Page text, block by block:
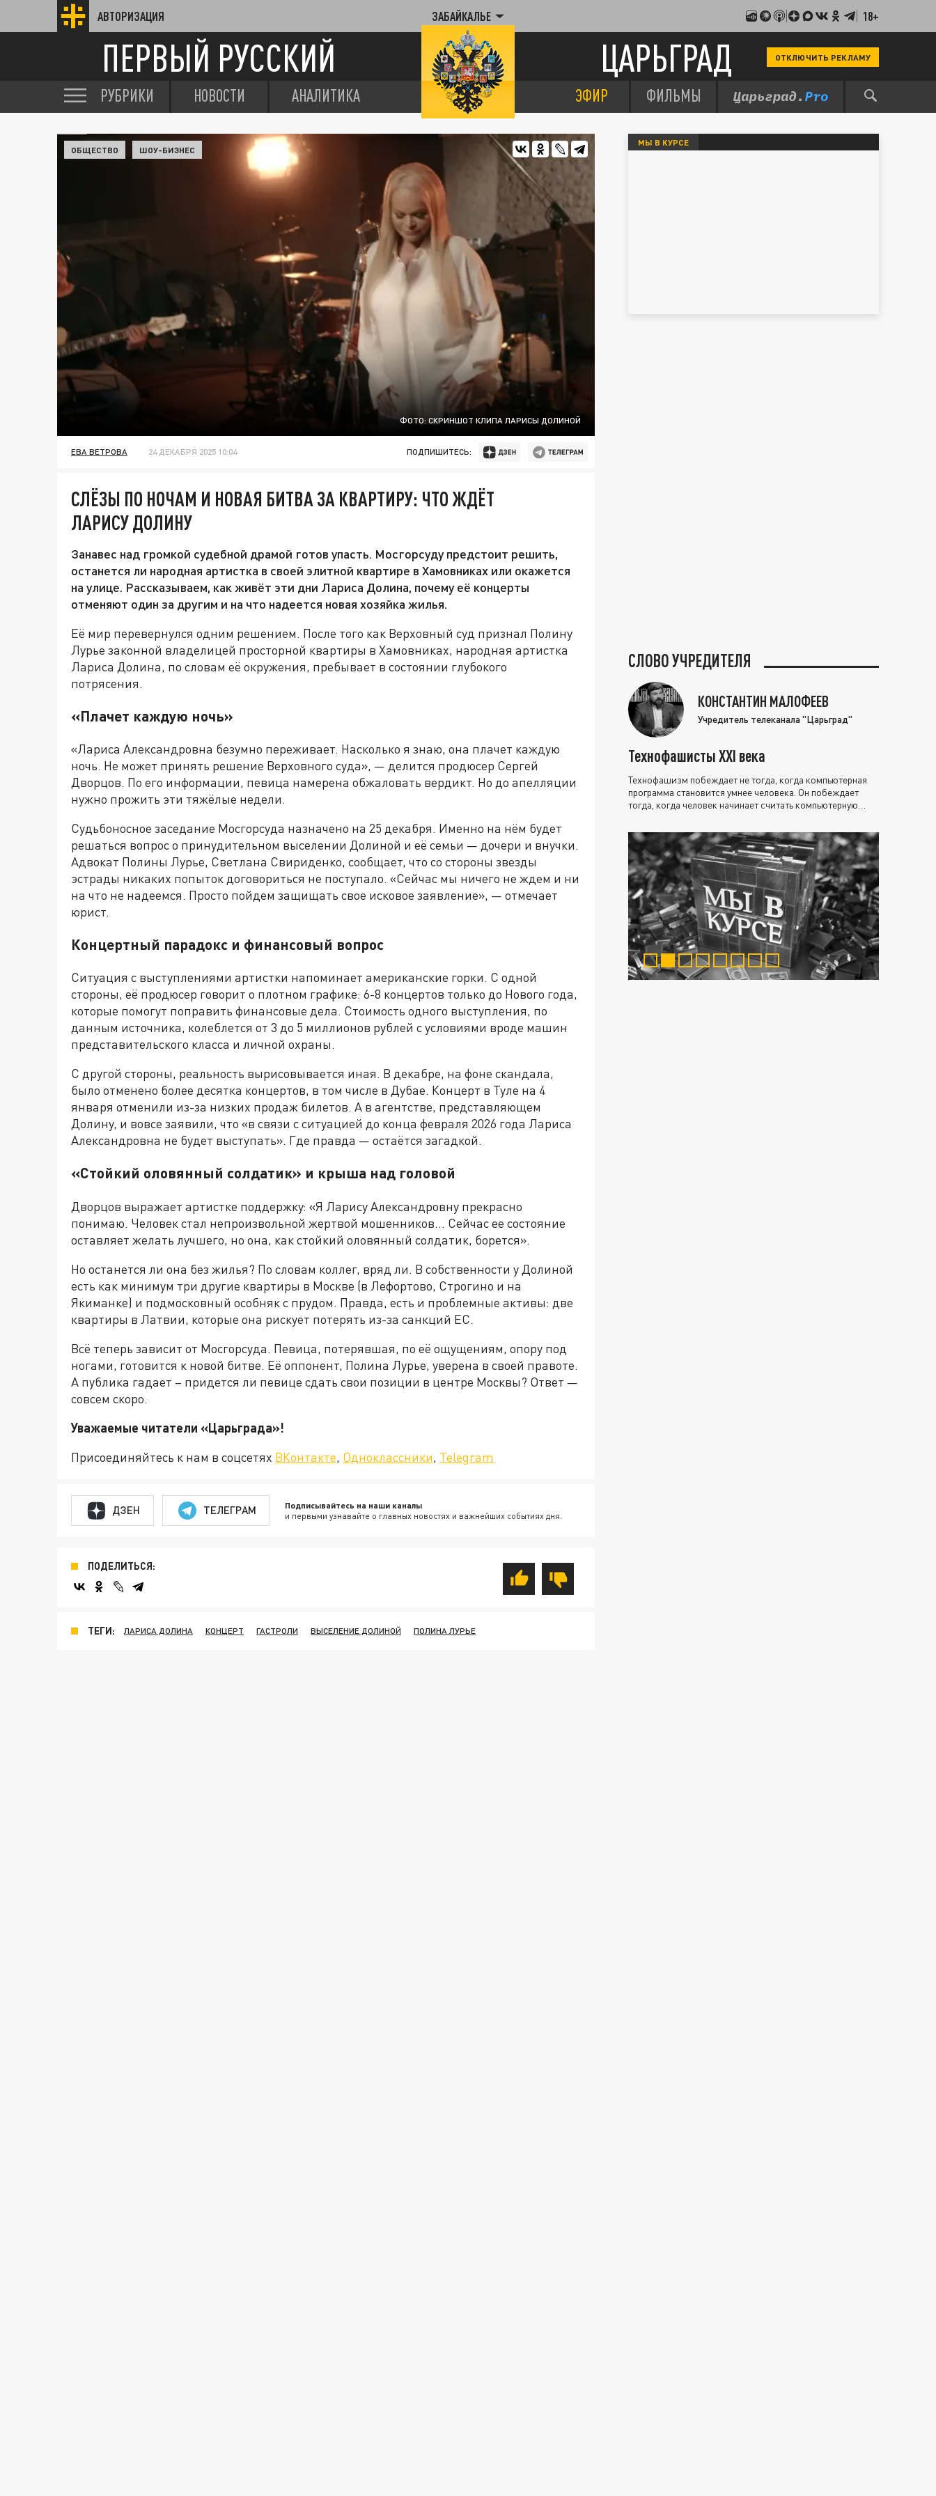
АВТОРИЗАЦИЯ ЗАБАЙКАЛЬЕ 18+
ПЕРВЫЙ РУССКИЙ ЦАРЬГРАД ОТКЛЮЧИТЬ РЕКЛАМУ
РУБРИКИ НОВОСТИ АНАЛИТИКА ЭФИР ФИЛЬМЫ
ФОТО: СКРИНШОТ КЛИПА ЛАРИСЫ ДОЛИНОЙ
ОБЩЕСТВО ШОУ-БИЗНЕС
ЕВА ВЕТРОВА 24 ДЕКАБРЯ 2025 10:04 ПОДПИШИТЕСЬ:
СЛЁЗЫ ПО НОЧАМ И НОВАЯ БИТВА ЗА КВАРТИРУ: ЧТО ЖДЁТ
ЛАРИСУ ДОЛИНУ
Занавес над громкой судебной драмой готов упасть. Мосгорсуду предстоит решить,
останется ли народная артистка в своей элитной квартире в Хамовниках или окажется
на улице. Рассказываем, как живёт эти дни Лариса Долина, почему её концерты
отменяют один за другим и на что надеется новая хозяйка жилья.
Её мир перевернулся одним решением. После того как Верховный суд признал Полину
Лурье законной владелицей просторной квартиры в Хамовниках, народная артистка
Лариса Долина, по словам её окружения, пребывает в состоянии глубокого
потрясения.
«Плачет каждую ночь»
«Лариса Александровна безумно переживает. Насколько я знаю, она плачет каждую
ночь. Не может принять решение Верховного суда», — делится продюсер Сергей
Дворцов. По его информации, певица намерена обжаловать вердикт. Но до апелляции
нужно прожить эти тяжёлые недели.
Судьбоносное заседание Мосгорсуда назначено на 25 декабря. Именно на нём будет
решаться вопрос о принудительном выселении Долиной и её семьи — дочери и внучки.
Адвокат Полины Лурье, Светлана Свириденко, сообщает, что со стороны звезды
эстрады никаких попыток договориться не поступало. «Сейчас мы ничего не ждем и ни
на что не надеемся. Просто пойдем защищать свое исковое заявление», — отмечает
юрист.
Концертный парадокс и финансовый вопрос
Ситуация с выступлениями артистки напоминает американские горки. С одной
стороны, её продюсер говорит о плотном графике: 6-8 концертов только до Нового года,
которые помогут поправить финансовые дела. Стоимость одного выступления, по
данным источника, колеблется от 3 до 5 миллионов рублей с условиями вроде машин
представительского класса и личной охраны.
С другой стороны, реальность вырисовывается иная. В декабре, на фоне скандала,
было отменено более десятка концертов, в том числе в Дубае. Концерт в Туле на 4
января отменили из-за низких продаж билетов. А в агентстве, представляющем
Долину, и вовсе заявили, что «в связи с ситуацией до конца февраля 2026 года Лариса
Александровна не будет выступать». Где правда — остаётся загадкой.
«Стойкий оловянный солдатик» и крыша над головой
Дворцов выражает артистке поддержку: «Я Ларису Александровну прекрасно
понимаю. Человек стал непроизвольной жертвой мошенников... Сейчас ее состояние
оставляет желать лучшего, но она, как стойкий оловянный солдатик, борется».
Но останется ли она без жилья? По словам коллег, вряд ли. В собственности у Долиной
есть как минимум три другие квартиры в Москве (в Лефортово, Строгино и на
Якиманке) и подмосковный особняк с прудом. Правда, есть и проблемные активы: две
квартиры в Латвии, которые она рискует потерять из-за санкций ЕС.
Всё теперь зависит от Мосгорсуда. Певица, потерявшая, по её ощущениям, опору под
ногами, готовится к новой битве. Её оппонент, Полина Лурье, уверена в своей правоте.
А публика гадает – придется ли певице сдать свои позиции в центре Москвы? Ответ —
совсем скоро.
Уважаемые читатели «Царьграда»!
Присоединяйтесь к нам в соцсетях ВКонтакте, Одноклассники, Telegram
ДЗЕН ТЕЛЕГРАМ Подписывайтесь на наши каналы
и первыми узнавайте о главных новостях и важнейших событиях дня.
ПОДЕЛИТЬСЯ:
ТЕГИ: ЛАРИСА ДОЛИНА КОНЦЕРТ ГАСТРОЛИ ВЫСЕЛЕНИЕ ДОЛИНОЙ ПОЛИНА ЛУРЬЕ
МЫ В КУРСЕ
СЛОВО УЧРЕДИТЕЛЯ
КОНСТАНТИН МАЛОФЕЕВ
Учредитель телеканала "Царьград"
Технофашисты XXI века
Технофашизм побеждает не тогда, когда компьютерная
программа становится умнее человека. Он побеждает
тогда, когда человек начинает считать компьютерную